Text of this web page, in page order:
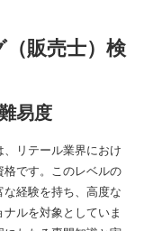
販売士）検
易度
リテール業界におけ
です。このレベルの
経験を持ち、高度な
ルを対象としていま